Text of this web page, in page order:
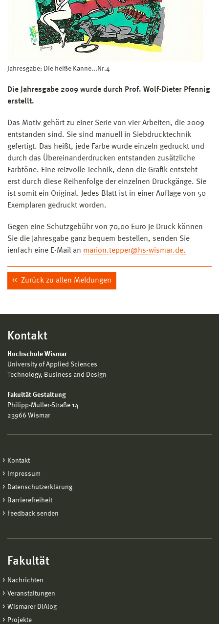
Jahresgabe: Die heiße Kanne...Nr.4
Die Jahresgabe 2009 wurde durch Prof. Wolf-Dieter Pfennig
erstellt.
Das Motiv gehört zu einer Serie von vier Arbeiten, die 2009
entstanden sind. Sie sind manuell in Siebdrucktechnik
gefertigt. Das heißt, jede Farbe wurde einzeln gedruckt und
durch das Übereinanderdrucken entstanden zusätzliche
Farbtöne. Eine reizvolle Technik, denn die Grafik entsteht
erst durch diese Reihenfolge der einzelnen Druckgänge. Sie
ist somit ein Original. Jedes Blatt ist in einer Auflage von 50
Exemplaren gedruckt worden.
Gegen eine Schutzgebühr von 70,00 Euro je Druck können
Sie die Jahresgabe ganz bequem bestellen, senden Sie
ienfach eine E-Mail an marion.tepper@hs-wismar.de.
Zurück zu allen Meldungen
Kontakt
Hochschule Wismar
University of Applied Sciences
Technology, Business and Design
Fakultät Gestaltung
Philipp-Müller-Straße 14
23966 Wismar
Kontakt
Impressum
Datenschutzerklärung
Barrierefreiheit
Feedback senden
Fakultät
Nachrichten
Veranstaltungen
Wismarer DIAlog
Projekte